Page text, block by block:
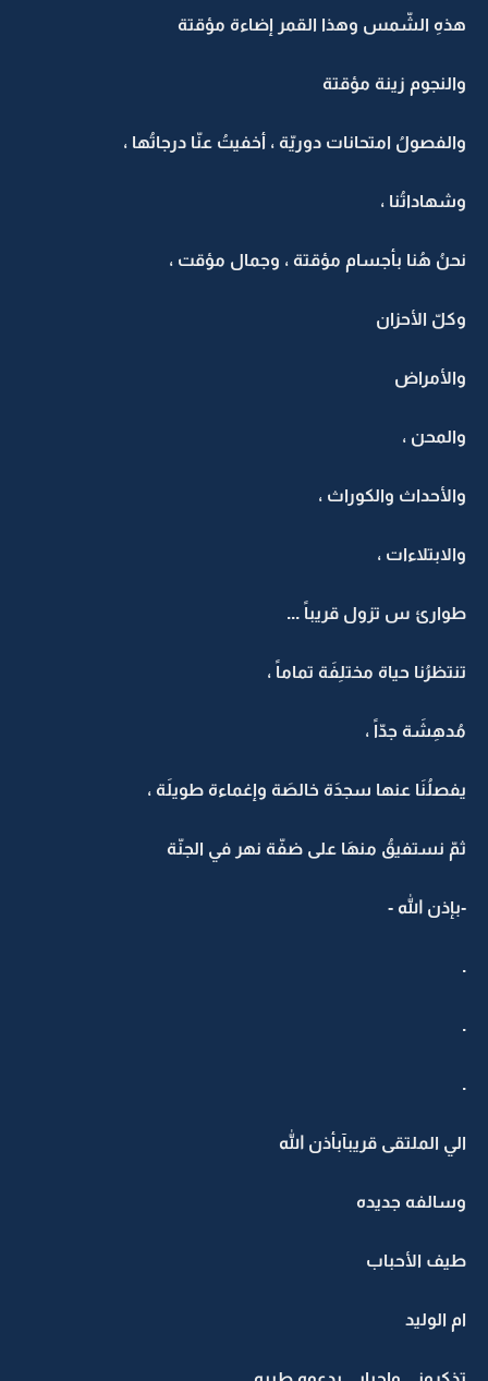
هذهِ الشّمس وهذا القمر إضاءة مؤقتة
والنجوم زينة مؤقتة
والفصولُ امتحانات دوريّة ، أخفيتُ عنّا درجاتُها ،
وشهاداتُنا ،
نحنُ هُنا بأجسام مؤقتة ، وجمال مؤقت ،
وكلّ الأحزان
والأمراض
والمحن ،
والأحداث والكوراث ،
والابتلاءات ،
طوارئ س تزول قريباً ...
تنتظرُنا حياة مختلِفَة تماماً ،
مُدهِشَة جدّاً ،
يفصلُنَا عنها سجدَة خالصَة وإغماءة طويلَة ،
ثمّ نستفيقُ منهَا على ضفّة نهر في الجنّة
-بإذن الله -
.
.
.
الي الملتقى قريبآبأذن الله
وسالفه جديده
طيف الأحباب
ام الوليد